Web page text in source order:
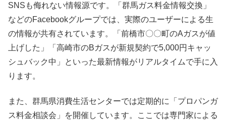
SNSも侮れない情報源です。「群馬ガス料金情報交換」
などのFacebookグループでは、実際のユーザーによる生
の情報が共有されています。「前橋市〇〇町のAガスが値
上げした」「高崎市のBガスが新規契約で5,000円キャッ
シュバック中」といった最新情報がリアルタイムで手に入
ります。
また、群馬県消費生活センターでは定期的に「プロパンガ
ス料金相談会」を開催しています。ここでは専門家による